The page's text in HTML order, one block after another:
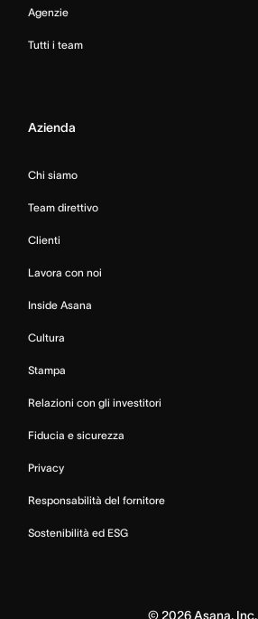
Agenzie
Tutti i team
Azienda
Chi siamo
Team direttivo
Clienti
Lavora con noi
Inside Asana
Cultura
Stampa
Relazioni con gli investitori
Fiducia e sicurezza
Privacy
Responsabilità del fornitore
Sostenibilità ed ESG
© 2026Asana, Inc.